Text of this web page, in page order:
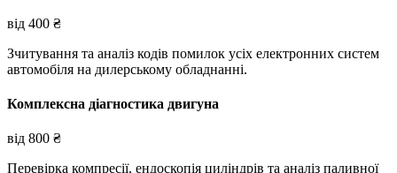
від 400 ₴
Зчитування та аналіз кодів помилок усіх електронних систем
автомобіля на дилерському обладнанні.
Комплексна діагностика двигуна
від 800 ₴
Перевірка компресії, ендоскопія циліндрів та аналіз паливної